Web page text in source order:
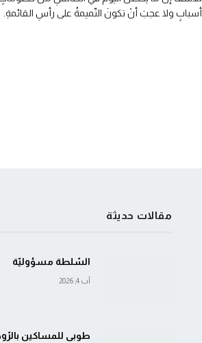
أسبابٍ ولا عجبَ أنْ تكونَ النّميمةُ على رأسِ القائمةِ.
مقالات حديثة
السّلطة مسؤوليّة
آب 4, 2026
طوبى للمساكين